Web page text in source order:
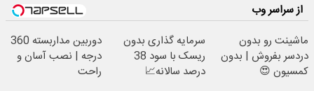
از سراسر وب
ماشینت رو بدون
دردسر بفروش | بدون
کمسیون 😍
سرمایه گذاری بدون
ریسک با سود 38
درصد سالانه📈
دوربین مداربسته 360
درجه | نصب آسان و
راحت